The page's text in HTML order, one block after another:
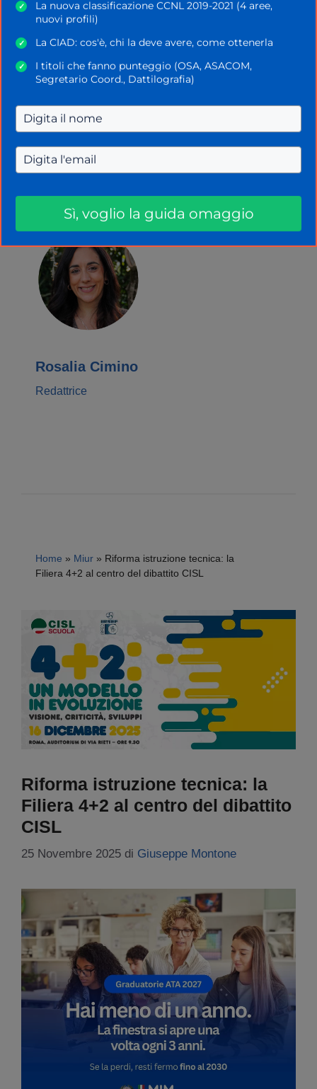
pomeridiano; 4 Dicembre, turno mattutino.
Veneto
Scuola dell’infanzia e primaria
Scuola secondaria: 1 – 2 – 4 Dicembre,
Categorie
Concorso Docenti,News
Rosalia Cimino
Redattrice
Home » Miur » Riforma istruzione tecnica: la
Filiera 4+2 al centro del dibattito CISL
Riforma istruzione tecnica: la
Filiera 4+2 al centro del dibattito
CISL
25 Novembre 2025 di Giuseppe Montone
✓
La nuova classificazione CCNL 2019-2021 (4 aree,
nuovi profili)
✓ La CIAD: cos'è, chi la deve avere, come ottenerla
✓
I titoli che fanno punteggio (OSA, ASACOM,
Segretario Coord., Dattilografia)
Sì, voglio la guida omaggio